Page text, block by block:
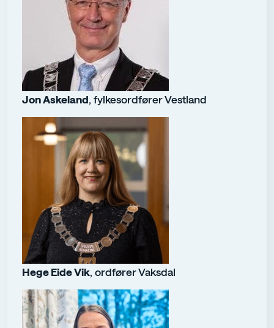
Jon Askeland, fylkesordfører Vestland
Hege Eide Vik, ordfører Vaksdal